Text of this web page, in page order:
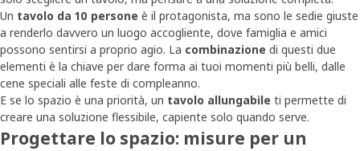
Un tavolo da 10 persone è il protagonista, ma sono le sedie giuste
a renderlo davvero un luogo accogliente, dove famiglia e amici
possono sentirsi a proprio agio. La combinazione di questi due
elementi è la chiave per dare forma ai tuoi momenti più belli, dalle
cene speciali alle feste di compleanno.
E se lo spazio è una priorità, un tavolo allungabile ti permette di
creare una soluzione flessibile, capiente solo quando serve.
Progettare lo spazio: misure per un